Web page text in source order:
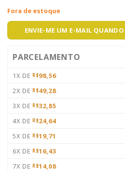
Fora de estoque
ENVIE-ME UM E-MAIL
PARCELAMENTO
1X DE R$98,56
2X DE R$49,28
3X DE R$32,85
4X DE R$24,64
5X DE R$19,71
6X DE R$16,43
7X DE R$14,08